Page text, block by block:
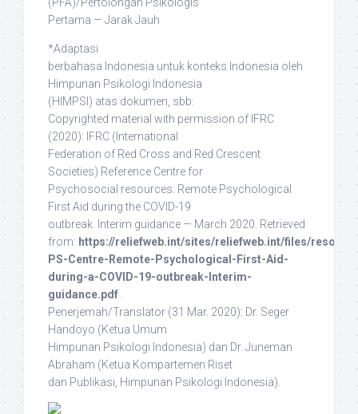
Pertama — Jarak Jauh
*Adaptasi
berbahasa Indonesia untuk konteks Indonesia oleh
Himpunan Psikologi Indonesia
(HIMPSI) atas dokumen, sbb:
Copyrighted material with permission of IFRC
(2020): IFRC (International
Federation of Red Cross and Red Crescent
Societies) Reference Centre for
Psychosocial resources. Remote Psychological
First Aid during the COVID-19
outbreak. Interim guidance — March 2020. Retrieved
from: https://reliefweb.int/sites/reliefweb.int/files/
PS-Centre-Remote-Psychological-First-Aid-
during-a-COVID-19-outbreak-Interim-
guidance.pdf
Penerjemah/Translator (31 Mar. 2020): Dr. Seger
Handoyo (Ketua Umum
Himpunan Psikologi Indonesia) dan Dr. Juneman
Abraham (Ketua Kompartemen Riset
dan Publikasi, Himpunan Psikologi Indonesia).